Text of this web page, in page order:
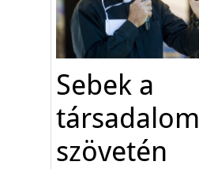
Sebek a
társadalom
szövetén